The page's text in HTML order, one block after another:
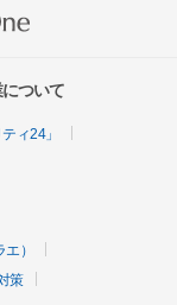
ついて
ィ24」
）
策